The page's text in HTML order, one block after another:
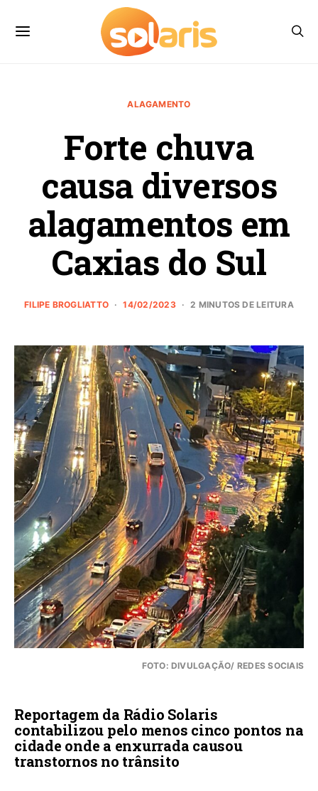
ALAGAMENTO
Forte chuva
causa diversos
alagamentos em
Caxias do Sul
FILIPE BROGLIATTO 14/02/2023 2 MINUTOS DE LEITURA
FOTO: DIVULGAÇÃO/ REDES SOCIAIS
Reportagem da Rádio Solaris
contabilizou pelo menos cinco pontos na
cidade onde a enxurrada causou
transtornos no trânsito